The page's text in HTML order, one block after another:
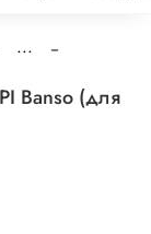
...
Banso (для